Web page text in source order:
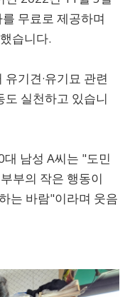
무료로 제공하며
습니다.
기견·유기묘 관련
도 실천하고 있습니
대 남성 A씨는 "도민
부의 작은 행동이
는 바람"이라며 웃음